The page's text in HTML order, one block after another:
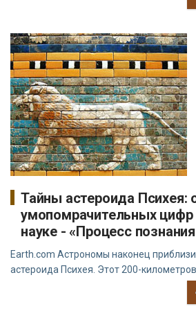
Тайны астероида Психея:
умопомрачительных цифр
науке - «Процесс
Earth.com Астрономы наконец
астероида Психея. Этот 200-